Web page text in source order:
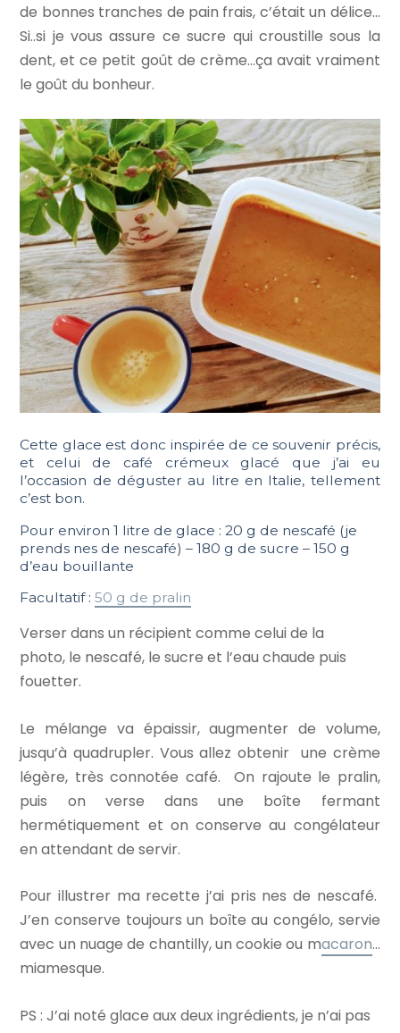
de bonnes tranches de pain frais, c’était un délice…
Si..si je vous assure ce sucre qui croustille sous la
dent, et ce petit goût de crème…ça avait vraiment
le goût du bonheur.
Cette glace est donc inspirée de ce souvenir précis,
et celui de café crémeux glacé que j’ai eu
l’occasion de déguster au litre en Italie, tellement
c’est bon.
Pour environ 1 litre de glace : 20 g de nescafé (je
prends nes de nescafé) – 180 g de sucre – 150 g
d’eau bouillante
Facultatif :50 g de pralin
Verser dans un récipient comme celui de la
photo, le nescafé, le sucre et l’eau chaude puis
fouetter.
Le mélange va épaissir, augmenter de volume,
jusqu’à quadrupler. Vous allez obtenir une crème
légère, très connotée café. On rajoute le pralin,
puis on verse dans une boîte fermant
hermétiquement et on conserve au congélateur
en attendant de servir.
Pour illustrer ma recette j’ai pris nes de nescafé.
J’en conserve toujours un boîte au congélo, servie
avec un nuage de chantilly, un cookie ou macaron…
miamesque.
PS : J’ai noté glace aux deux ingrédients, je n’ai pas